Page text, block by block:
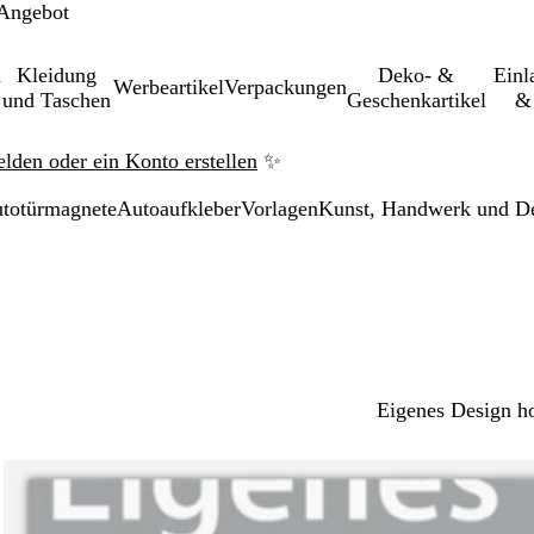
Kleidung
und Taschen
WerbeartikelVerpackungen
Deko- &
Geschenkartikel
&
oder ein Konto erstellen ✨
AutoaufkleberVorlagenKunst, Handwerk und
Eigenes Design